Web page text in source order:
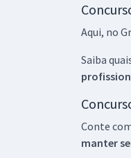
Aqui, no
Saiba
Conte
manter